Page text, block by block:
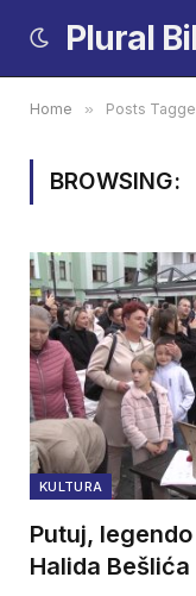
Plural
Home » Posts
BROWSING:
KULTURA
Putuj,
Halida Bešlića